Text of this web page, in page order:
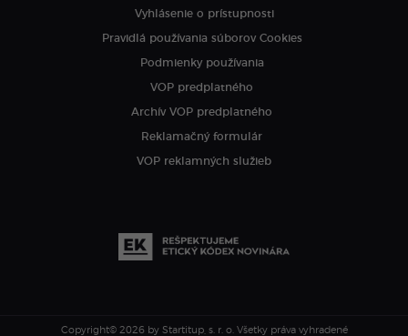
Vyhlásenie o prístupnosti
Pravidlá používania súborov Cookies
Podmienky používania
VOP predplatného
Archív VOP predplatného
Reklamačný formulár
VOP reklamných služieb
Copyright© 2026 by Startitup, s. r. o. Všetky práva vyhradené